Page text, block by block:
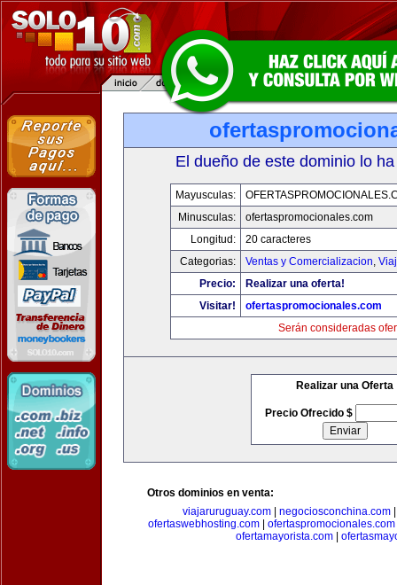
El dueño de este dominio lo
Mayusculas:
Minusculas:
ofertaspromocionales.com
Longitud:
20 caracteres
Categorias:
Ventas y Comercializacion,
Precio:
Realizar una oferta!
Visitar!
ofertaspromocionales.com
Serán consideradas
Realizar una Oferta
Precio Ofrecido $
Otros dominios en venta:
viajaruruguay.com| negociosconchina.com
ofertaswebhosting.com
ofertaspromocionales.com
ofertamayorista.com|